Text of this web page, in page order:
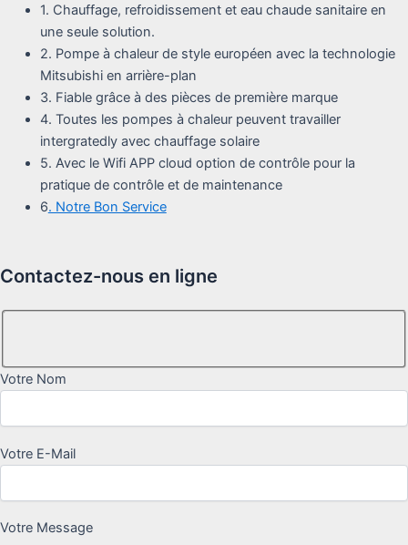
1. Chauffage, refroidissement et eau chaude sanitaire en
une seule solution.
2. Pompe à chaleur de style européen avec la technologie
Mitsubishi en arrière-plan
3. Fiable grâce à des pièces de première marque
4. Toutes les pompes à chaleur peuvent travailler
intergratedly avec chauffage solaire
5. Avec le Wifi APP cloud option de contrôle pour la
pratique de contrôle et de maintenance
6. Notre Bon Service
Contactez-nous en ligne
Votre Nom
Votre E-Mail
Votre Message